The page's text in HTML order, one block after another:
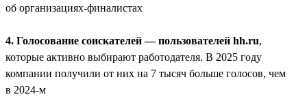
об организациях-финалистах
4. Голосование соискателей — пользователей hh.ru,
которые активно выбирают работодателя. В 2025 году
компании получили от них на 7 тысяч больше голосов, чем
в 2024-м